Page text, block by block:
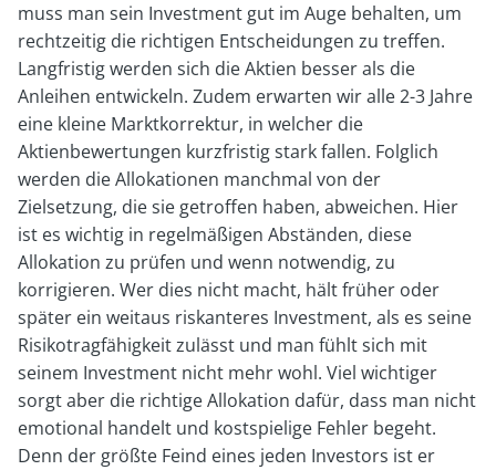
muss man sein Investment gut im Auge behalten, um
rechtzeitig die richtigen Entscheidungen zu treffen.
Langfristig werden sich die Aktien besser als die
Anleihen entwickeln. Zudem erwarten wir alle 2-3 Jahre
eine kleine Marktkorrektur, in welcher die
Aktienbewertungen kurzfristig stark fallen. Folglich
werden die Allokationen manchmal von der
Zielsetzung, die sie getroffen haben, abweichen. Hier
ist es wichtig in regelmäßigen Abständen, diese
Allokation zu prüfen und wenn notwendig, zu
korrigieren. Wer dies nicht macht, hält früher oder
später ein weitaus riskanteres Investment, als es seine
Risikotragfähigkeit zulässt und man fühlt sich mit
seinem Investment nicht mehr wohl. Viel wichtiger
sorgt aber die richtige Allokation dafür, dass man nicht
emotional handelt und kostspielige Fehler begeht.
Denn der größte Feind eines jeden Investors ist er